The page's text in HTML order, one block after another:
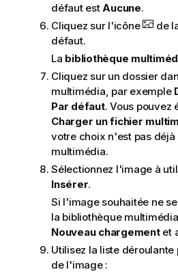
défaut estAucune.
Cliquez sur l'icône
de
défaut.
La bibliothèque
Cliquez sur un dossier
multimédia, par exemple
Par défaut. Vous pouvez
Charger un fichier
votre choix n'est pas
multimédia.
Sélectionnez l'image à
Insérer.
Si l'image souhaitée ne
la bibliothèque
Nouveau chargementet
Utilisez la liste
de l'image :